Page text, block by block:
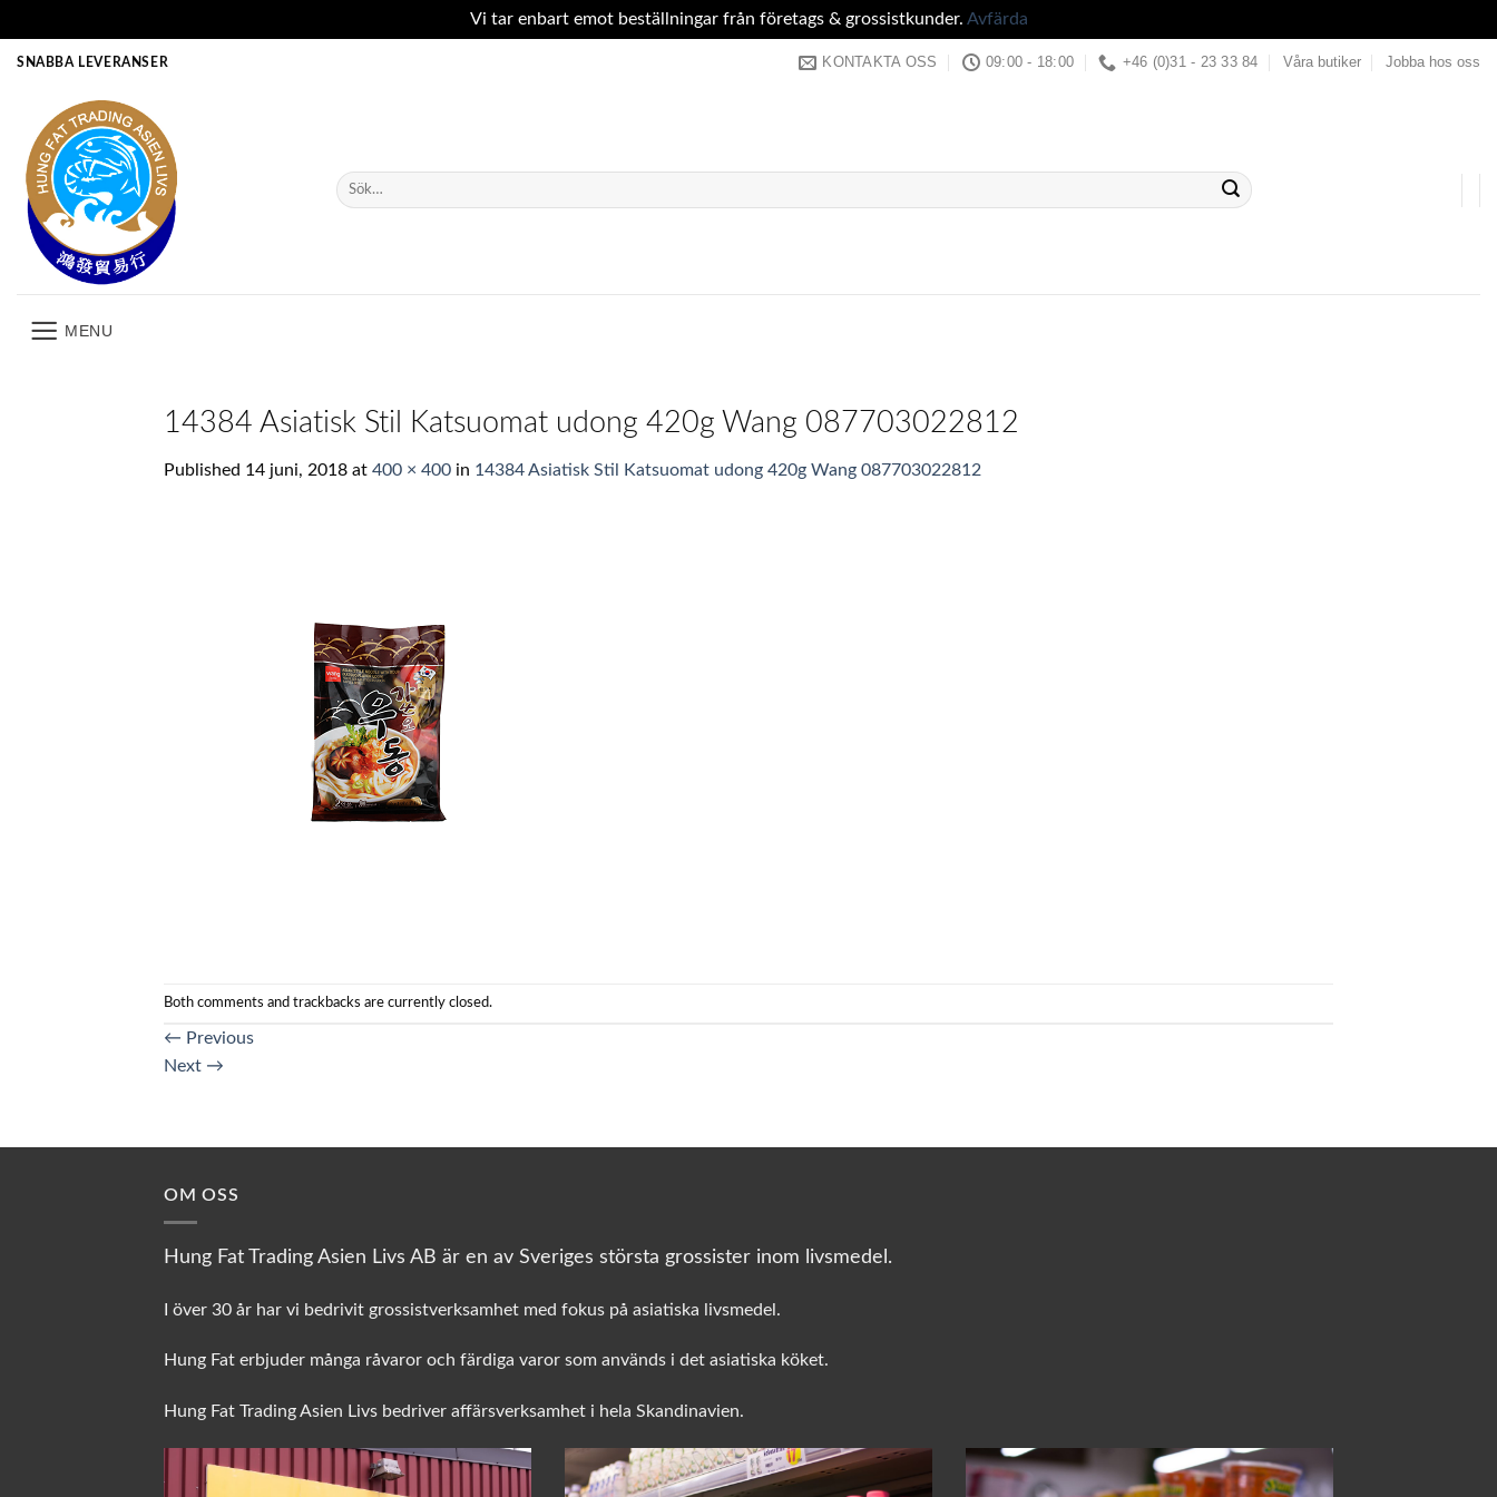
Vi tar enbart emot beställningar från företags & grossistkunder. Avfärda
SNABBA LEVERANSER KONTAKTA OSS 09:00 - 18:00 +46 (0)31 - 23 33 84 Våra butiker Jobba hos oss
Sök
efter:
MENU
14384 Asiatisk Stil Katsuomat udong 420g Wang 087703022812
Published 14 juni, 2018 at 400 × 400 in 14384 Asiatisk Stil Katsuomat udong 420g Wang 087703022812
Both comments and trackbacks are currently closed.
← Previous
Next →
OM OSS
Hung Fat Trading Asien Livs AB är en av Sveriges största grossister inom livsmedel.
I över 30 år har vi bedrivit grossistverksamhet med fokus på asiatiska livsmedel.
Hung Fat erbjuder många råvaror och färdiga varor som används i det asiatiska köket.
Hung Fat Trading Asien Livs bedriver affärsverksamhet i hela Skandinavien.